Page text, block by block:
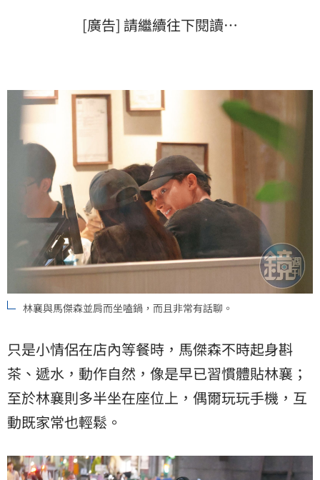
[廣告] 請繼續往下閱讀…
林襄與馬傑森並肩而坐嗑鍋，而且非常有話聊。
只是小情侶在店內等餐時，馬傑森不時起身斟
茶、遞水，動作自然，像是早已習慣體貼林襄；
至於林襄則多半坐在座位上，偶爾玩玩手機，互
動既家常也輕鬆。